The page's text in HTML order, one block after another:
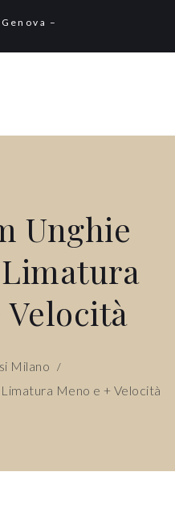
–
Unghie
Limatura
Velocità
Milano /
Meno e + Velocità